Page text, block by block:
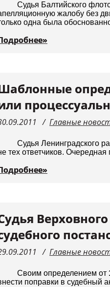
Судья Балтийского
жалобу без
одна была
Главные
Судья Ленинградского
тех ответчиков.
Главные
Своим определением от
поправки в судебный